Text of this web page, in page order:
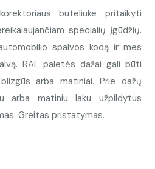
buteliuke pritaikyti
specialių įgūdžių.
spalvos kodą ir mes
RAL paletės dažai gali būti
arba matiniai. Prie dažų
arba matiniu laku užpildytus
Greitas pristatymas.